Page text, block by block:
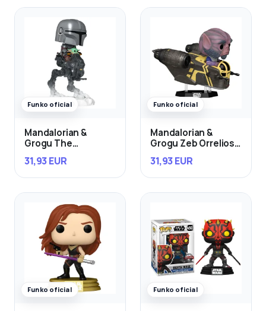
Funko oficial
Mandalorian &
Grogu The
Grogu in Imperial
Remnant AT-RT
31,93 EUR
Funko oficial
Mandalorian &
Grogu Zeb Orrelios
31,93 EUR
Funko oficial Funko oficial